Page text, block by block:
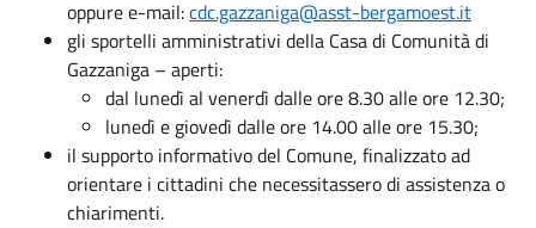
oppure e-mail:cdc.gazzaniga@asst-bergamoest.it
gli sportelli amministrativi della Casa di Comunità di
Gazzaniga – aperti:
dal lunedì al venerdì dalle ore 8.30 alle ore 12.30;
lunedì e giovedì dalle ore 14.00 alle ore 15.30;
il supporto informativo del Comune, finalizzato ad
orientare i cittadini che necessitassero di assistenza o
chiarimenti.